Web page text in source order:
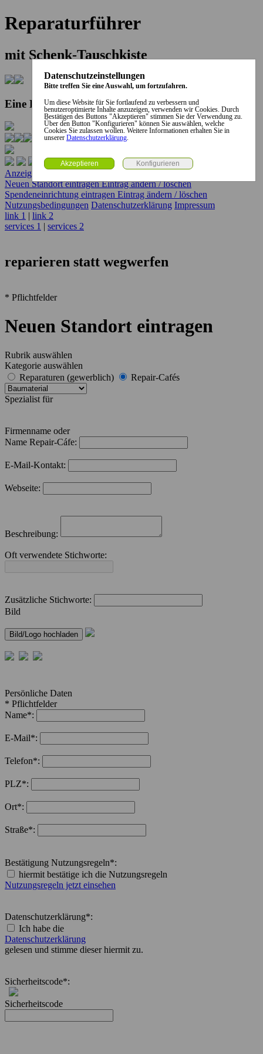
Reparaturführer
mit Schenk-Tauschkiste
Eine Kooperation der Stadt und des Landkreises...
Anzeige erstellen
Neuen Standort eintragenEintrag ändern / löschen
Spendeneinrichtung eintragen Eintrag ändern / löschen
Nutzungsbedingungen Datenschutzerklärung Impressum
link 1 | link 2
services 1 | services 2
reparieren statt wegwerfen
* Pflichtfelder
Neuen Standort eintragen
Rubrik auswählen
Kategorie auswählen
Reparaturen (gewerblich)
Repair-Cafés
Spezialist für
Firmenname oder
Name Repair-Cáfe:
E-Mail-Kontakt:
Webseite:
Beschreibung:
Oft verwendete Stichworte:
Zusätzliche Stichworte:
Bild
Persönliche Daten
* Pflichtfelder
Name*:
E-Mail*:
Telefon*:
PLZ*:
Ort*:
Straße*:
Bestätigung Nutzungsregeln*:
hiermit bestätige ich die Nutzungsregeln
Nutzungsregeln jetzt einsehen
Datenschutzerklärung*:
Ich habe die
Datenschutzerklärung
gelesen und stimme dieser hiermit zu.
Sicherheitscode*:
Sicherheitscode
Datenschutzeinstellungen
Bitte treffen Sie eine Auswahl, um fortzufahren.
Um diese Website für Sie fortlaufend zu verbessern und
benutzeroptimierte Inhalte anzuzeigen, verwenden wir Cookies. Durch
Bestätigen des Buttons "Akzeptieren" stimmen Sie der Verwendung zu.
Über den Button "Konfigurieren" können Sie auswählen, welche
Cookies Sie zulassen wollen. Weitere Informationen erhalten Sie in
unserer Datenschutzerklärung.